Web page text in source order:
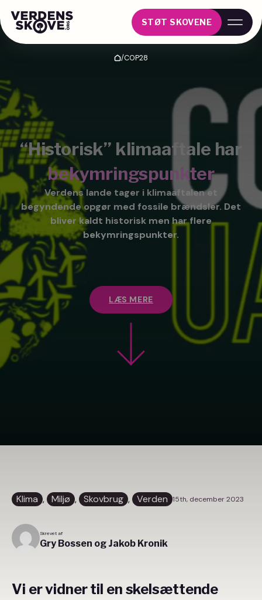
STØT SKOVENE
Hjem/COP28
“Historisk” klimaaftale har
bekymringspunkter
Verdens lande tager i klimaaftalen et
begyndende opgør med fossile brændsler. Det
bliver kaldt historisk men har flere
bekymringspunkter.
LÆS MERE
Klima , Miljø , Skovbrug , Verden 15th, december 2023
Skrevet af
Gry Bossen og Jakob Kronik
Vi er vidner til en skelsættende